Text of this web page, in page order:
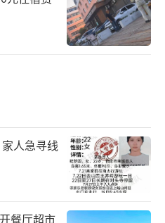
，雪某借用此前相识的
陈先生介绍对象名义，
”名义注册微信号，
人急寻线
餐厅超市